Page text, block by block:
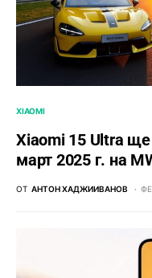
XIAOMI
Xiaomi 15 Ultra
март 2025 г. на
ОТ АНТОН ХАДЖИИВАНОВ